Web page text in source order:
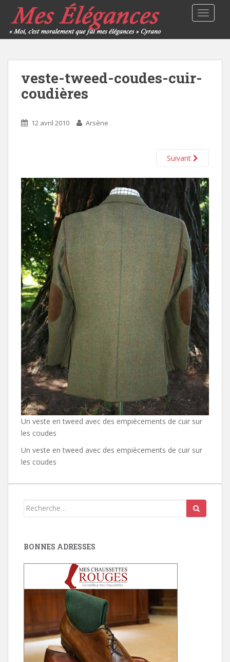
veste-tweed-coudes-cuir-
coudières
12 avril 2010 Arsène
Suivant
Un veste en tweed avec des empiècements de cuir sur
les coudes
Un veste en tweed avec des empiècements de cuir sur
les coudes
Search
BONNES ADRESSES